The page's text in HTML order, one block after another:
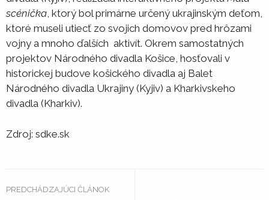
scénička, ktorý bol primárne určený ukrajinským deťom,
ktoré museli utiecť zo svojich domovov pred hrôzami
vojny a mnoho ďalších aktivít. Okrem samostatných
projektov Národného divadla Košice, hosťovali v
historickej budove košického divadla aj Balet
Národného divadla Ukrajiny (Kyjiv) a Kharkivskeho
divadla (Kharkiv).
Zdroj: sdke.sk
PREDCHÁDZAJÚCI ČLÁNOK